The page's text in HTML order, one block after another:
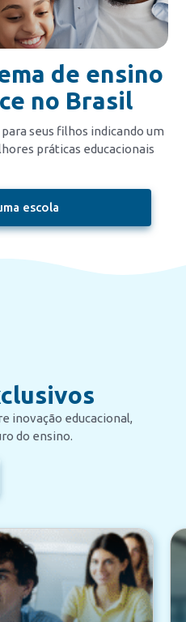
de ensino
no Brasil
seus filhos indicando um
práticas educacionais
escola
inovação educacional,
do ensino.